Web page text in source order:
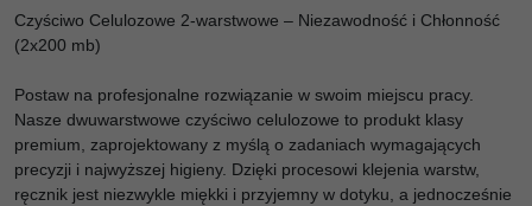
Czyściwo Celulozowe 2-warstwowe – Niezawodność i Chłonność
(2x200 mb)
Postaw na profesjonalne rozwiązanie w swoim miejscu pracy.
Nasze dwuwarstwowe czyściwo celulozowe to produkt klasy
premium, zaprojektowany z myślą o zadaniach wymagających
precyzji i najwyższej higieny. Dzięki procesowi klejenia warstw,
ręcznik jest niezwykle miękki i przyjemny w dotyku, a jednocześnie